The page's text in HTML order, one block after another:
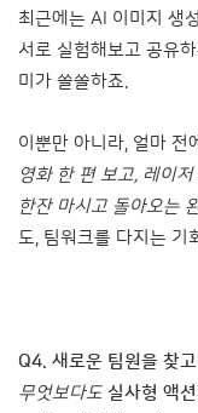
최근에는 AI 이미지 생
서로 실험해보고 공유
미가 쏠쏠하죠.
이뿐만 아니라, 얼마 전
영화 한 편 보고, 레이
한잔 마시고 돌아오는
도, 팀워크를 다지는 기
Q4. 새로운 팀원을 찾
무엇보다도 실사형 액